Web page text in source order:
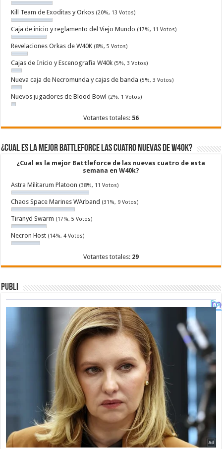
Kill Team de Exoditas y Orkos (20%, 13 Votos)
Caja de inicio y reglamento del Viejo Mundo (17%, 11 Votos)
Revelaciones Orkas de W40K (8%, 5 Votos)
Cajas de Inicio y Escenografia W40k (5%, 3 Votos)
Nueva caja de Necromunda y cajas de banda (5%, 3 Votos)
Nuevos jugadores de Blood Bowl (2%, 1 Votos)
Votantes totales: 56
¿Cual es la mejor Battleforce las cuatro nuevas de W40k?
¿Cual es la mejor Battleforce de las nuevas cuatro de esta
semana en W40k?
Astra Militarum Platoon (38%, 11 Votos)
Chaos Space Marines WArband (31%, 9 Votos)
Tiranyd Swarm (17%, 5 Votos)
Necron Host (14%, 4 Votos)
Votantes totales: 29
Publi